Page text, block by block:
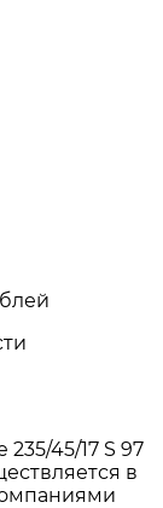
45/17 S 97
в